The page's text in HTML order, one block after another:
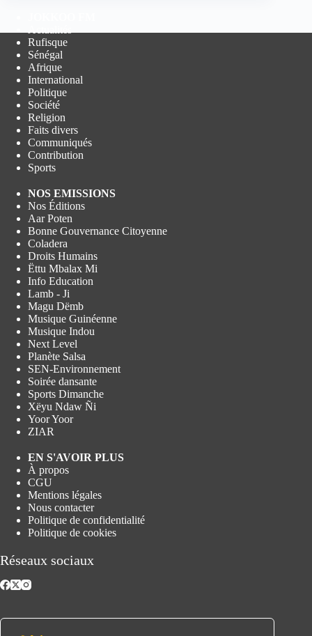
Rufisque
Sénégal
Afrique
International
Politique
Société
Religion
Faits divers
Communiqués
Contribution
Sports
NOS EMISSIONS
Nos Éditions
Aar Poten
Bonne Gouvernance Citoyenne
Coladera
Droits Humains
Ëttu Mbalax Mi
Info Education
Lamb - Ji
Magu Dëmb
Musique Guinéenne
Musique Indou
Next Level
Planète Salsa
SEN-Environnement
Soirée dansante
Sports Dimanche
Xëyu Ndaw Ñi
Yoor Yoor
ZIAR
EN S'AVOIR PLUS
À propos
CGU
Mentions légales
Nous contacter
Politique de confidentialité
Politique de cookies
Réseaux sociaux